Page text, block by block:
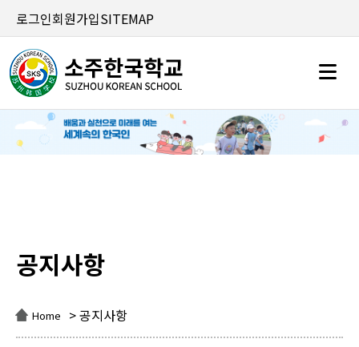
로그인회원가입SITEMAP
공지사항
Home > 공지사항